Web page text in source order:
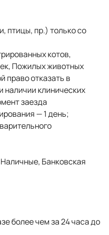
птицы, пр.) только со
котов,
Пожилых животных
право отказать в
наличии клинических
заезда
— 1 день;
Банковская
более чем за 24 часа до